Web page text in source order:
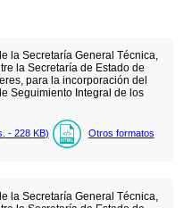
la Secretaría General Técnica,
la Secretaría de Estado de
para la incorporación del
Seguimiento Integral de los
- 228 KB) Otros formatos
la Secretaría General Técnica,